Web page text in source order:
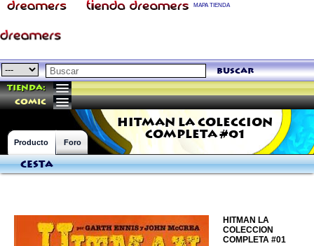
MAPA TIENDA
buscar
Tienda:
comic
HITMAN LA COLECCION
COMPLETA #01
Producto Foro
Cesta
HITMAN LA
COLECCION
COMPLETA #01